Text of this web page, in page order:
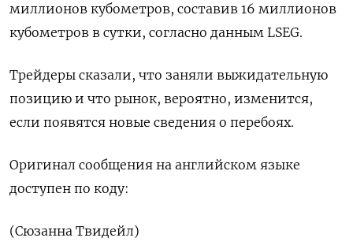
миллионов кубометров, составив 16 миллионов
кубометров в сутки, согласно данным LSEG.
Трейдеры сказали, что заняли выжидательную
позицию и что рынок, вероятно, изменится,
если появятся новые сведения о перебоях.
Оригинал сообщения на английском языке
доступен по коду:
(Сюзанна Твидейл)